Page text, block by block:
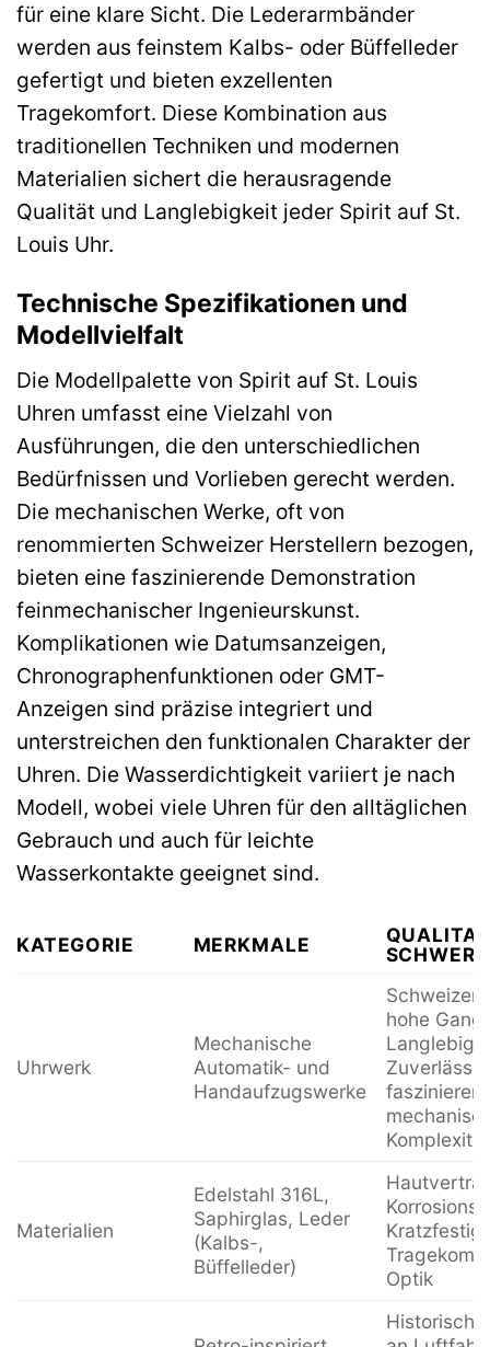
für eine klare Sicht. Die Lederarmbänder
werden aus feinstem Kalbs- oder Büffelleder
gefertigt und bieten exzellenten
Tragekomfort. Diese Kombination aus
traditionellen Techniken und modernen
Materialien sichert die herausragende
Qualität und Langlebigkeit jeder Spirit auf St.
Louis Uhr.
Technische Spezifikationen und
Modellvielfalt
Die Modellpalette von Spirit auf St. Louis
Uhren umfasst eine Vielzahl von
Ausführungen, die den unterschiedlichen
Bedürfnissen und Vorlieben gerecht werden.
Die mechanischen Werke, oft von
renommierten Schweizer Herstellern bezogen,
bieten eine faszinierende Demonstration
feinmechanischer Ingenieurskunst.
Komplikationen wie Datumsanzeigen,
Chronographenfunktionen oder GMT-
Anzeigen sind präzise integriert und
unterstreichen den funktionalen Charakter der
Uhren. Die Wasserdichtigkeit variiert je nach
Modell, wobei viele Uhren für den alltäglichen
Gebrauch und auch für leichte
Wasserkontakte geeignet sind.
KATEGORIE MERKMALE
Uhrwerk
Mechanische
Automatik- und
Handaufzugswerke
Schweizer
hohe
Komplexität
Materialien
Edelstahl 316L,
Saphirglas, Leder
(Kalbs-,
Büffelleder)
Optik